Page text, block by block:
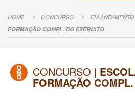
HOME CONCURSO EM ANDAMENTO
FORMAÇÃO COMPL. DO EXÉRCITO
CONCURSO |
FORMAÇÃO